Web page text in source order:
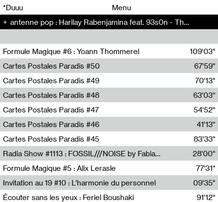
*Duuu
Menu
antenne pop : Harilay Rabenjamina feat. 93s0n - The Artificial Kid (5)
Formule Magique #6 : Yoann Thommerel
Nathalie Lacroix,Yoann Thommerel
109'03"
Cartes Postales Paradis #50
Zoé Leroux
67'59"
Cartes Postales Paradis #49
Aurore Portales
70'13"
Cartes Postales Paradis #48
Mathias Dupaquier
63'03"
Cartes Postales Paradis #47
Raymond Engramer
54'52"
Cartes Postales Paradis #46
Sarah Banville
41'13"
Cartes Postales Paradis #45
Mateo Cuin
83'33"
Radia Show #1113 : FOSSIL///NOISE by Fabiana Gibim / Wave Farm
Wave Farm
28'00"
Formule Magique #5 : Alix Lerasle
Nathalie Lacroix
77'31"
Invitation au 19 #10 : L’harmonie du personnel
19, CRAC
09'35"
Écouter sans les yeux : Feriel Boushaki
91'12"
00 00
00 00